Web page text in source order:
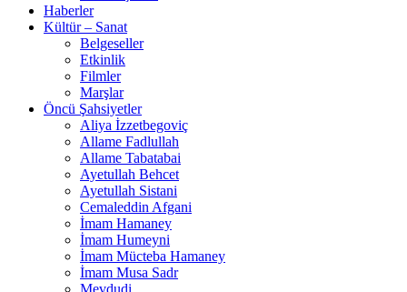
Haberler
Kültür – Sanat
Belgeseller
Etkinlik
Filmler
Marşlar
Öncü Şahsiyetler
Aliya İzzetbegoviç
Allame Fadlullah
Allame Tabatabai
Ayetullah Behcet
Ayetullah Sistani
Cemaleddin Afgani
İmam Hamaney
İmam Humeyni
İmam Mücteba Hamaney
İmam Musa Sadr